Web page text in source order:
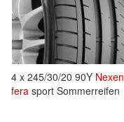
4 x 245/30/20 90Y Nexen
fera sport Sommerreifen